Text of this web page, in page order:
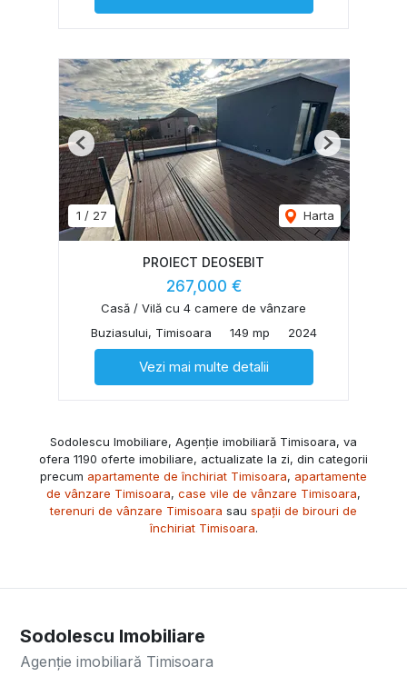
1 / 27 Harta
Previous Next
PROIECT DEOSEBIT
267,000 €
Casă / Vilă cu 4 camere de vânzare
Buziasului, Timisoara
149 mp 2024
Vezi mai multe detalii
Sodolescu Imobiliare, Agenție imobiliară Timisoara, va
ofera 1190 oferte imobiliare, actualizate la zi, din categorii
precum apartamente de închiriat Timisoara, apartamente
de vânzare Timisoara, case vile de vânzare Timisoara,
terenuri de vânzare Timisoara sau spații de birouri de
închiriat Timisoara.
Sodolescu Imobiliare
Agenție imobiliară Timisoara